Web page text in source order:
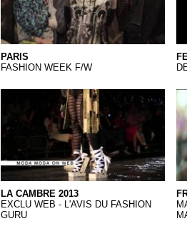
PARIS
FASHION WEEK F/W
LA CAMBRE 2013.Qkt
LA CAMBRE 2013
EXCLU WEB - L'AVIS DU FASHION
GURU